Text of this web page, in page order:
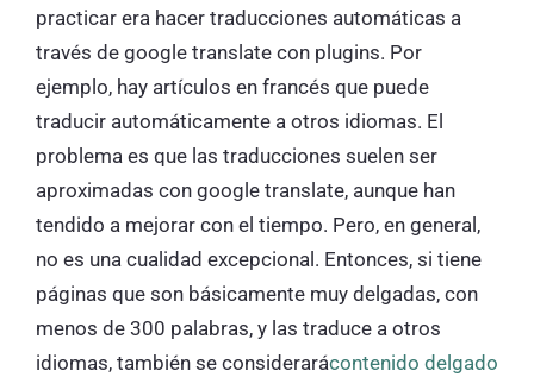
practicar era hacer traducciones automáticas a
través de google translate con plugins. Por
ejemplo, hay artículos en francés que puede
traducir automáticamente a otros idiomas. El
problema es que las traducciones suelen ser
aproximadas con google translate, aunque han
tendido a mejorar con el tiempo. Pero, en general,
no es una cualidad excepcional. Entonces, si tiene
páginas que son básicamente muy delgadas, con
menos de 300 palabras, y las traduce a otros
idiomas, también se considerarácontenido delgado